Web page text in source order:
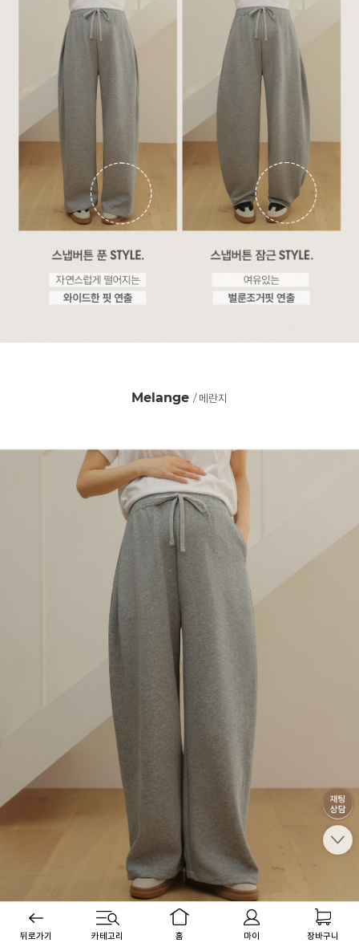
뒤로가기 카테고리 홈 마이 장바구니
Melange / 메란지